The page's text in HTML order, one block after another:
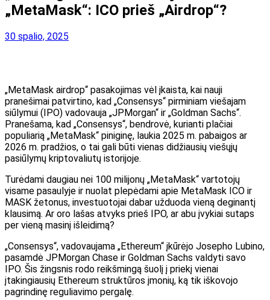
„MetaMask“: ICO prieš „Airdrop“?
30 spalio, 2025
„MetaMask airdrop“ pasakojimas vėl įkaista, kai nauji
pranešimai patvirtino, kad „Consensys“ pirminiam viešajam
siūlymui (IPO) vadovauja „JPMorgan“ ir „Goldman Sachs“.
Pranešama, kad „Consensys“, bendrovė, kurianti plačiai
populiarią „MetaMask“ piniginę, laukia 2025 m. pabaigos ar
2026 m. pradžios, o tai gali būti vienas didžiausių viešųjų
pasiūlymų kriptovaliutų istorijoje.
Turėdami daugiau nei 100 milijonų „MetaMask“ vartotojų
visame pasaulyje ir nuolat plepėdami apie MetaMask ICO ir
MASK žetonus, investuotojai dabar užduoda vieną deginantį
klausimą. Ar oro lašas atvyks prieš IPO, ar abu įvykiai sutaps
per vieną masinį išleidimą?
„Consensys“, vadovaujama „Ethereum“ įkūrėjo Josepho Lubino,
pasamdė JPMorgan Chase ir Goldman Sachs valdyti savo
IPO. Šis žingsnis rodo reikšmingą šuolį į priekį vienai
įtakingiausių Ethereum struktūros įmonių, ką tik iškovojo
pagrindinę reguliavimo pergalę.